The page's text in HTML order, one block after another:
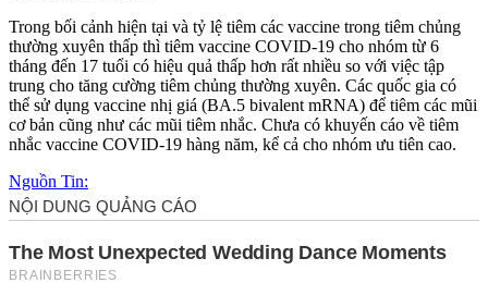
Trong bối cảnh hiện tại và tỷ lệ tiêm các vaccine trong tiêm chủng
thường xuyên thấp thì tiêm vaccine COVID-19 cho nhóm từ 6
tháng đến 17 tuổi có hiệu quả thấp hơn rất nhiều so với việc tập
trung cho tăng cường tiêm chủng thường xuyên. Các quốc gia có
thể sử dụng vaccine nhị giá (BA.5 bivalent mRNA) để tiêm các mũi
cơ bản cũng như các mũi tiêm nhắc. Chưa có khuyến cáo về tiêm
nhắc vaccine COVID-19 hàng năm, kể cả cho nhóm ưu tiên cao.
Nguồn Tin: